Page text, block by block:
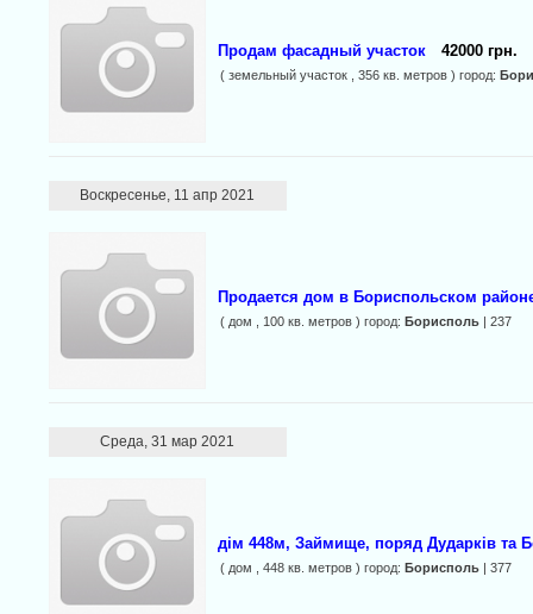
Продам фасадный участок 42000 грн.
( земельный участок , 356 кв. метров ) город:
Воскресенье, 11 апр 2021
Продается дом в Бориспольском
( дом , 100 кв. метров ) город: Борисполь| 237
Среда, 31 мар 2021
дім 448м, Займище, поряд Дударків та
( дом , 448 кв. метров ) город: Борисполь| 377